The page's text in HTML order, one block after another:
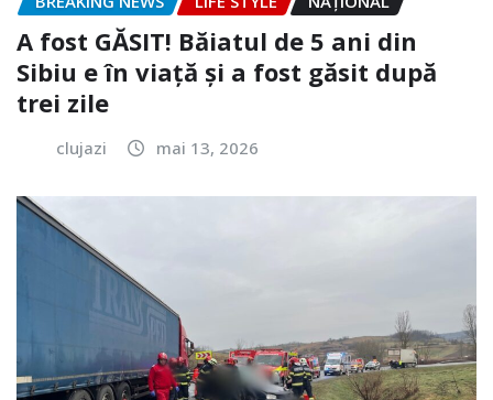
A fost GĂSIT! Băiatul de 5 ani din
Sibiu e în viață și a fost găsit după
trei zile
clujazi mai 13, 2026